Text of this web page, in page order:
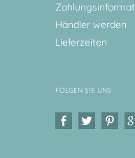
Händler werden
Lieferzeiten
FOLGEN SIE UNS